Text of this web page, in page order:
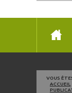
VOUS
ACCUEIL